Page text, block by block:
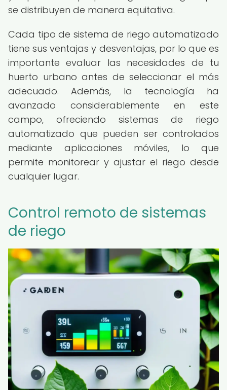
se distribuyen de manera equitativa.
Cada tipo de sistema de riego automatizado
tiene sus ventajas y desventajas, por lo que es
importante evaluar las necesidades de tu
huerto urbano antes de seleccionar el más
adecuado. Además, la tecnología ha
avanzado considerablemente en este
campo, ofreciendo sistemas de riego
automatizado que pueden ser controlados
mediante aplicaciones móviles, lo que
permite monitorear y ajustar el riego desde
cualquier lugar.
Control remoto de sistemas
de riego